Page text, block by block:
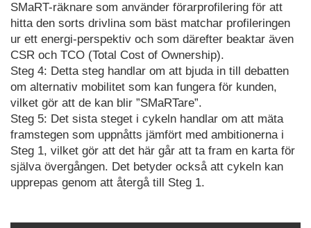
SMaRT-räknare som använder förarprofilering för att
hitta den sorts drivlina som bäst matchar profileringen
ur ett energi-perspektiv och som därefter beaktar även
CSR och TCO (Total Cost of Ownership).
Steg 4: Detta steg handlar om att bjuda in till debatten
om alternativ mobilitet som kan fungera för kunden,
vilket gör att de kan blir ”SMaRTare”.
Steg 5: Det sista steget i cykeln handlar om att mäta
framstegen som uppnåtts jämfört med ambitionerna i
Steg 1, vilket gör att det här går att ta fram en karta för
själva övergången. Det betyder också att cykeln kan
upprepas genom att återgå till Steg 1.